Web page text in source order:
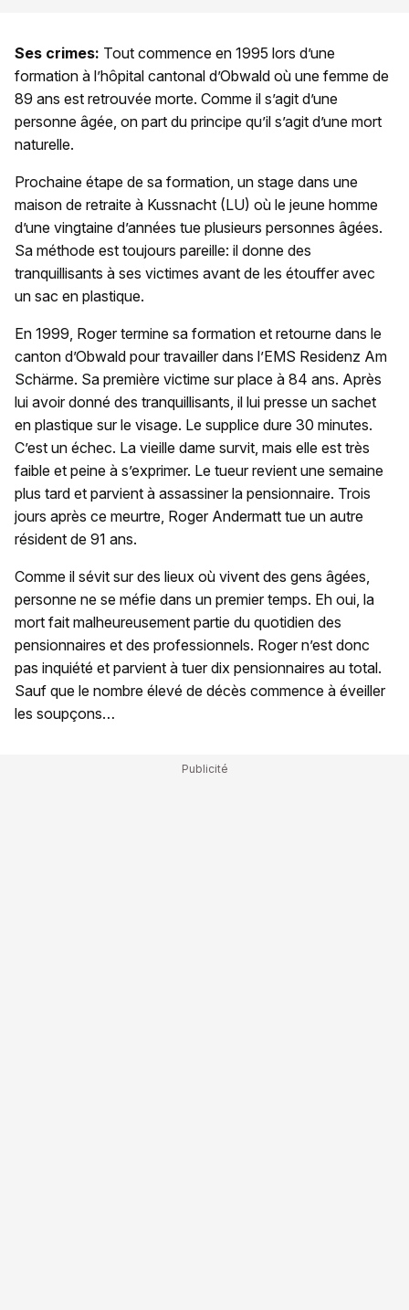
Ses crimes: Tout commence en 1995 lors d’une
formation à l’hôpital cantonal d’Obwald où une femme de
89 ans est retrouvée morte. Comme il s’agit d’une
personne âgée, on part du principe qu’il s’agit d’une mort
naturelle.
Prochaine étape de sa formation, un stage dans une
maison de retraite à Kussnacht (LU) où le jeune homme
d’une vingtaine d’années tue plusieurs personnes âgées.
Sa méthode est toujours pareille: il donne des
tranquillisants à ses victimes avant de les étouffer avec
un sac en plastique.
En 1999, Roger termine sa formation et retourne dans le
canton d’Obwald pour travailler dans l’EMS Residenz Am
Schärme. Sa première victime sur place à 84 ans. Après
lui avoir donné des tranquillisants, il lui presse un sachet
en plastique sur le visage. Le supplice dure 30 minutes.
C’est un échec. La vieille dame survit, mais elle est très
faible et peine à s’exprimer. Le tueur revient une semaine
plus tard et parvient à assassiner la pensionnaire. Trois
jours après ce meurtre, Roger Andermatt tue un autre
résident de 91 ans.
Comme il sévit sur des lieux où vivent des gens âgées,
personne ne se méfie dans un premier temps. Eh oui, la
mort fait malheureusement partie du quotidien des
pensionnaires et des professionnels. Roger n’est donc
pas inquiété et parvient à tuer dix pensionnaires au total.
Sauf que le nombre élevé de décès commence à éveiller
les soupçons…